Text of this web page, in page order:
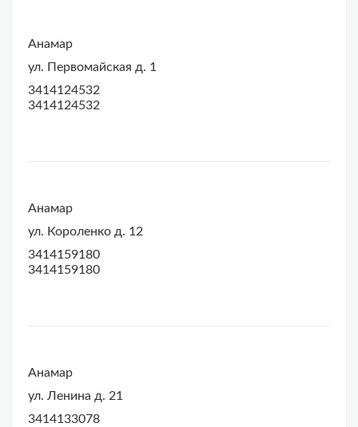
Анамар
ул. Первомайская д. 1
3414124532
3414124532
Анамар
ул. Короленко д. 12
3414159180
3414159180
Анамар
ул. Ленина д. 21
3414133078